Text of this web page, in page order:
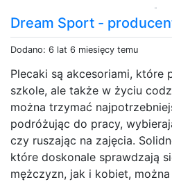
Dream Sport -
Dodano: 6 lat 6 miesięcy temu
Plecaki są akcesoriami, które
szkole, ale także w życiu
można trzymać
podróżując do pracy,
czy ruszając na zajęcia.
które doskonale sprawdzają
mężczyzn, jak i kobiet,